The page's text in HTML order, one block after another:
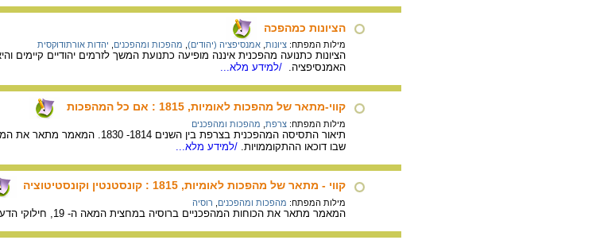
הציונות כמהפכה
מילות המפתח: ציונות אמנסיפציה (יהודים) מהפכות ומהפכנים יהדות אורתודוקסית
הציונות כתנועה מהפכנית איננה מופיעה כתנועת המשך לזרמים יהודיים קיימים
האמנסיפציה. /למידע מלא...
קווי-מתאר של מהפכות לאומיות, 1815 : אם כל המהפכות
מילות המפתח: צרפת מהפכות ומהפכנים
תיאור התסיסה המהפכנית
שבו דוכאו ההתקוממויות. /למידע מלא...
קווי - מתאר של מהפכות לאומיות, 1815 : קונסטנטין וקונסטיטוציה
מילות המפתח: מהפכות ומהפכנים רוסיה
המאמר מתאר את הכוחות המהפכניים ברוסיה במחצית המאה ה- 19, חילוקי הדעות ביניהם באשר לדמות המדינה הרוסית הרצויה ואת שלטון הדיכוי הצארי.